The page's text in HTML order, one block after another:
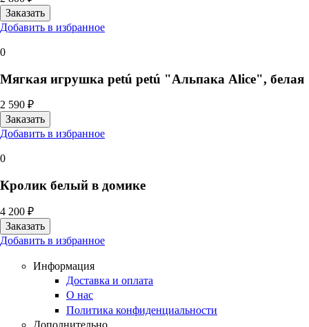
Добавить в избранное
0
Мягкая игрушка petú petú "Альпака Alice", белая
2 590 ₽
Добавить в избранное
0
Кролик белый в домике
4 200 ₽
Добавить в избранное
Информация
Доставка и оплата
О нас
Политика конфиденциальности
Дополнительно